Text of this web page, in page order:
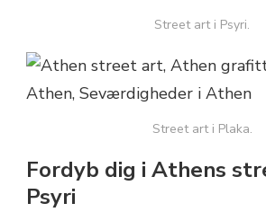
Street art i Psyri.
Street art i Plaka.
Fordyb dig i Athens
Psyri